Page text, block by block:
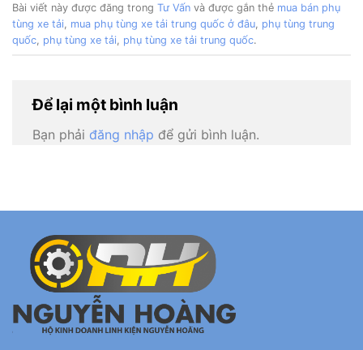
Bài viết này được đăng trong Tư Vấn và được gắn thẻ mua bán phụ
tùng xe tải
mua phụ tùng xe tải trung quốc ở đâu phụ tùng trung
quốc phụ tùng xe tải phụ tùng xe tải trung quốc.
Để lại một bình luận
Bạn phải đăng nhập để gửi bình luận.